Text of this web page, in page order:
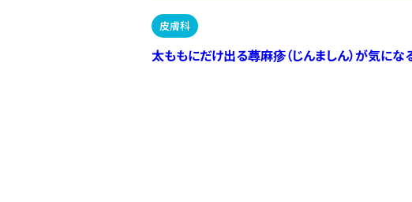
皮膚科
太ももにだけ出る蕁麻疹（じんましん）が気にな